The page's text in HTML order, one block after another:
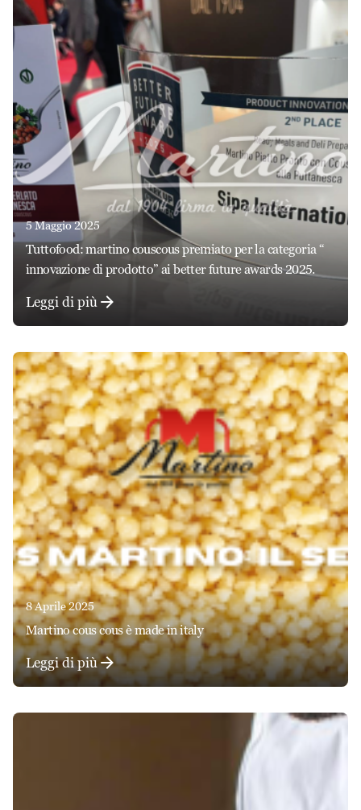
5 Maggio 2025
tuttofood: martino couscous premiato per la categoria “
innovazione di prodotto” ai better future awards 2025.
Leggi di più
8 Aprile 2025
martino cous cous è made in italy
Leggi di più